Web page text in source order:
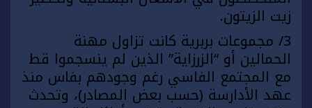
زيت الزيتون.
3/ مجموعات بربرية كانت تزاول مهنة
الحمالين أو “الزرزاية” الذين لم ينسجموا قط
مع المجتمع الفاسي رغم وجودهم بفاس منذ
عهد الأدارسة (حسب بعض المصادر)، وتحدث